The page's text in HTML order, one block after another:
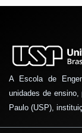
A Escola de
unidades de
Paulo (USP),